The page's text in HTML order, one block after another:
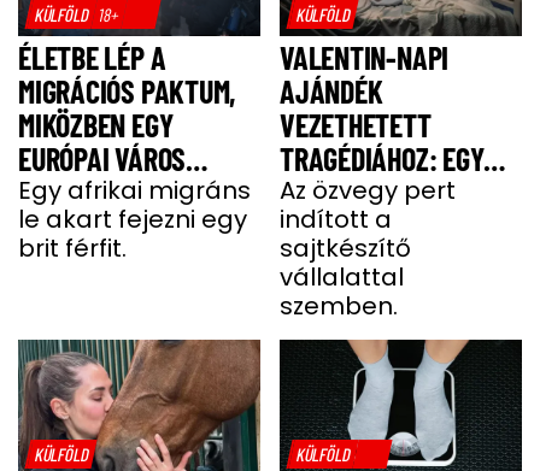
KÜLFÖLD 18+
ÉLETBE LÉP A
MIGRÁCIÓS PAKTUM,
MIKÖZBEN EGY
EURÓPAI VÁROS
LÁNGOKBAN ÁLL A
MIGRÁNSERŐSZAK
MIATT
Egy afrikai migráns
le akart fejezni egy
brit férfit.
KÜLFÖLD
VALENTIN-NAPI
AJÁNDÉK
VEZETHETETT
TRAGÉDIÁHOZ: EGY
SAJT MIATT HALT MEG
A FÉRJ
Az özvegy pert
indított a
sajtkészítő
vállalattal
szemben.
KÜLFÖLD KÜLFÖLD